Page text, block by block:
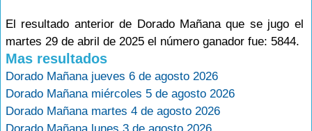
El resultado anterior de Dorado Mañana que se jugo el
martes 29 de abril de 2025 el número ganador fue: 5844.
Mas resultados
Dorado Mañana jueves 6 de agosto 2026
Dorado Mañana miércoles 5 de agosto 2026
Dorado Mañana martes 4 de agosto 2026